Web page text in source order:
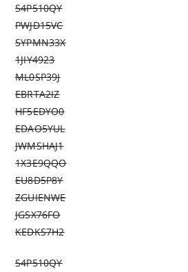
S4P510QY
PWJD15VC
SYPMN33X
1JIY4923
ML0SP39J
EBRTA2IZ
HF5EDYO0
EDAO5YUL
JWMSHAJ1
1X3E9QQO
EU8D5P8Y
ZGUIENWE
JGSX76FO
KEDKS7H2
S4P510QY